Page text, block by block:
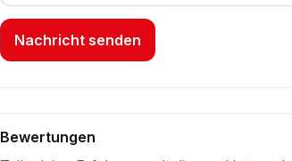
Nachricht senden
Bewertungen